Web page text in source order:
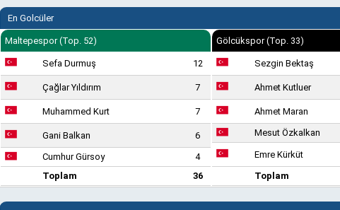
En Golcüler
Maltepespor (Top. 52)
Sefa Durmuş 12
Çağlar Yıldırım 7
Muhammed Kurt 7
Gani Balkan
6
Cumhur Gürsoy
4
Toplam
36
Gölcükspor (Top. 33)
Sezgin Bektaş
Ahmet Kutluer
Ahmet Maran
Mesut Özkalkan
Emre Kürküt
Toplam